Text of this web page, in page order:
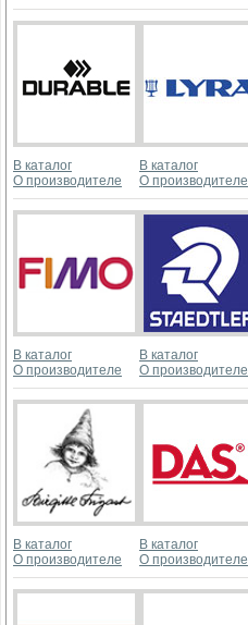
В каталог
О производителе
В каталог
О производителе
В каталог
О производителе
В каталог
О производителе
В каталог
О производителе
В каталог
О производителе